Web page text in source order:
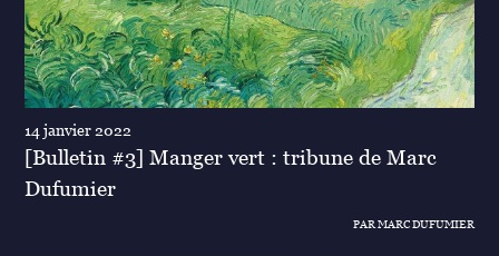
14 janvier 2022
[Bulletin #3] Manger vert : tribune de Marc
Dufumier
PAR MARC DUFUMIER